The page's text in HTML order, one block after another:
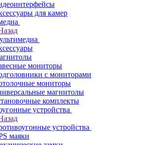
для камер
мониторы
с мониторами
мониторы
магнитолы
комплекты
устройства
устройства
маяки